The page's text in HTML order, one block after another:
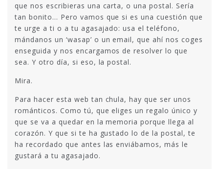
que nos escribieras una carta, o una postal. Sería
tan bonito… Pero vamos que si es una cuestión que
te urge a ti o a tu agasajado: usa el teléfono,
mándanos un ‘wasap’ o un email, que ahí nos coges
enseguida y nos encargamos de resolver lo que
sea. Y otro día, si eso, la postal.
Mira.
Para hacer esta web tan chula, hay que ser unos
románticos. Como tú, que eliges un regalo único y
que se va a quedar en la memoria porque llega al
corazón. Y que si te ha gustado lo de la postal, te
ha recordado que antes las enviábamos, más le
gustará a tu agasajado.